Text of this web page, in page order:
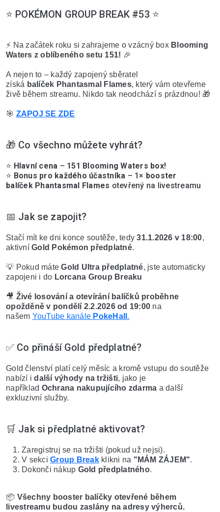
⭐️ POKÉMON GROUP BREAK #53 ⭐️
⚡ Na začátek roku si zahrajeme o vzácný box Blooming
Waters z oblíbeného setu 151! 🎉
A nejen to – každý zapojený sběratel
získá balíček Phantasmal Flames, který vám otevřeme
živě během streamu. Nikdo tak neodchází s prázdnou! 🎁
🎯 ZAPOJ SE ZDE
🎁 Co všechno můžete vyhrát?
⭐️ Hlavní cena – 151 Blooming Waters box!
⭐️ Bonus pro každého účastníka – 1× booster
balíček Phantasmal Flames otevřený na livestreamu
📅 Jak se zapojit?
Stačí mít ke dni konce soutěže, tedy 31.1.2026 v 18:00,
aktivní Gold Pokémon předplatné.
💡 Pokud máte Gold Ultra předplatné, jste automaticky
zapojeni i do Lorcana Group Breaku
🎥 Živé losování a otevírání balíčků proběhne
opožděně v pondělí 2.2.2026 od 19:00 na
našem YouTube kanále PokeHall .
✅ Co přináší Gold předplatné?
Gold členství platí celý měsíc a kromě vstupu do soutěže
nabízí i další výhody na tržišti, jako je
například Ochrana nakupujícího zdarma a další
exkluzivní služby.
🛒 Jak si předplatné aktivovat?
Zaregistruj se na tržišti (pokud už nejsi).
V sekci Group Break klikni na "MÁM ZÁJEM".
Dokonči nákup Gold předplatného.
📦 Všechny booster balíčky otevřené během
livestreamu budou zaslány na adresy výherců.